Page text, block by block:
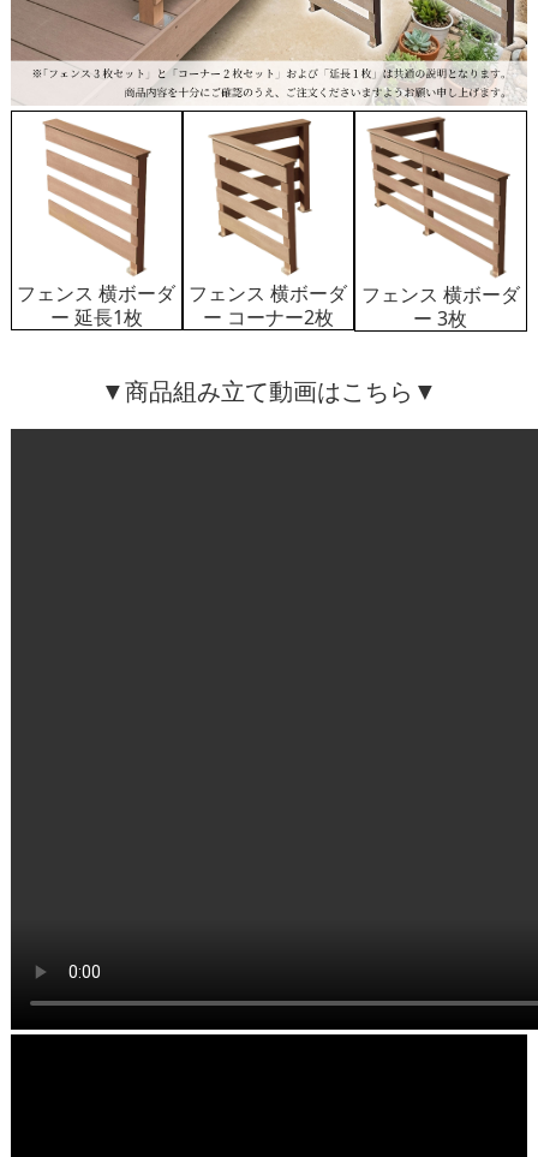
フェンス 横ボーダ
ー 延長1枚
フェンス 横ボーダ
ー コーナー2枚
フェンス 横ボーダ
ー 3枚
▼商品組み立て動画はこちら▼